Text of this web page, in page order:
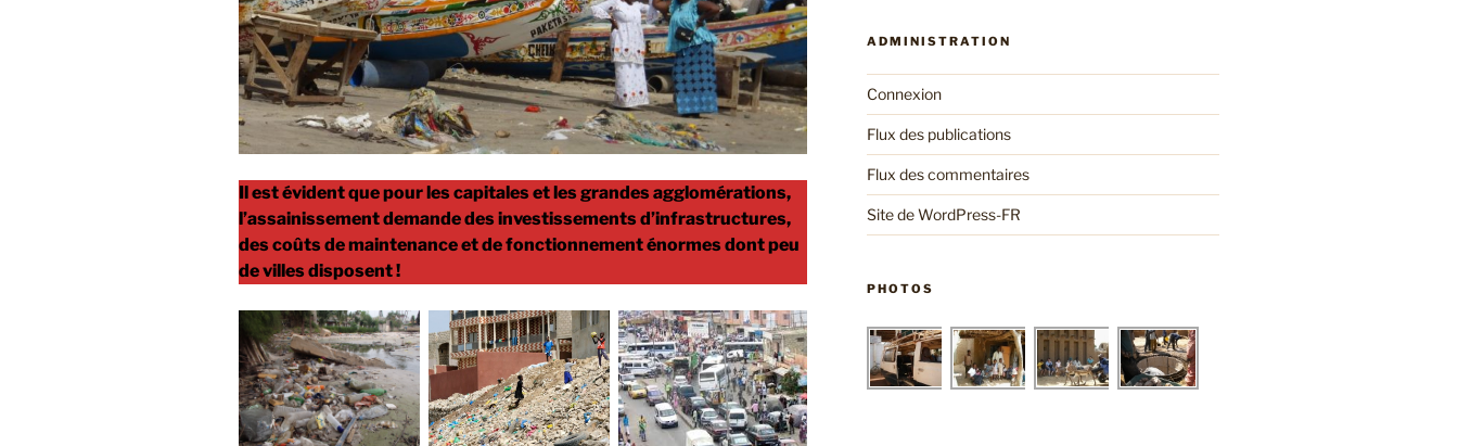
Il est évident que pour les capitales et les grandes agglomérations,
l’assainissement demande des investissements d’infrastructures,
des coûts de maintenance et de fonctionnement énormes dont peu
de villes disposent !
ADMINISTRATION
Connexion
Flux des publications
Flux des commentaires
Site de WordPress-FR
PHOTOS